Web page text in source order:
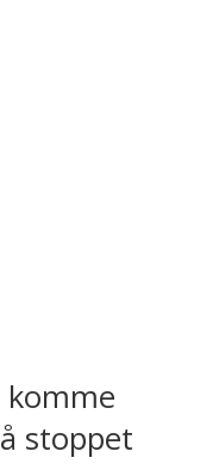
komme
stoppet